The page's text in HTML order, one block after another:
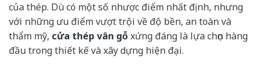
của thép. Dù có một số nhược điểm nhất định, nhưng
với những ưu điểm vượt trội về độ bền, an toàn và
thẩm mỹ, cửa thép vân gỗxứng đáng là lựa chọn hàng
đầu trong thiết kế và xây dựng hiện đại.